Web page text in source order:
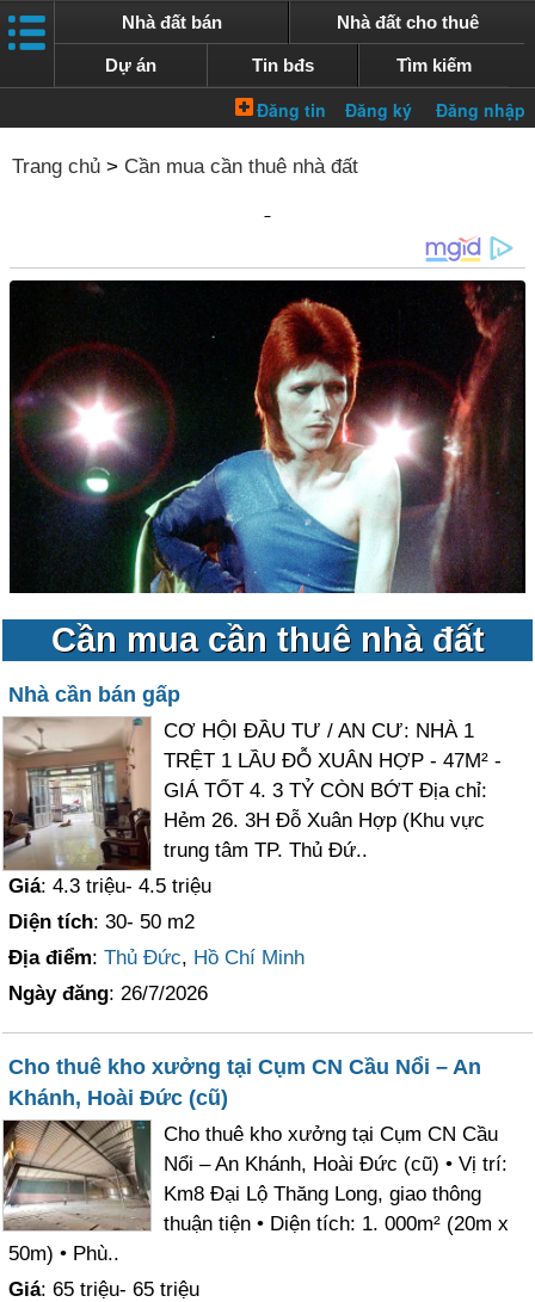
Nhà đất bán Nhà đất cho thuê
Dự án Tin bđs Tìm kiếm
Trang chủ > Cần mua cần thuê nhà đất
Cần mua cần thuê nhà đất
Nhà cần bán gấp
CƠ HỘI ĐẦU TƯ / AN CƯ: NHÀ 1
TRỆT 1 LẦU ĐỖ XUÂN HỢP - 47M² -
GIÁ TỐT 4. 3 TỶ CÒN BỚT Địa chỉ:
Hẻm 26. 3H Đỗ Xuân Hợp (Khu vực
trung tâm TP. Thủ Đứ..
Giá: 4.3 triệu- 4.5 triệu
Diện tích: 30- 50 m2
Địa điểm:Thủ Đức, Hồ Chí Minh
Ngày đăng: 26/7/2026
Cho thuê kho xưởng tại Cụm CN Cầu Nổi – An
Khánh, Hoài Đức (cũ)
Cho thuê kho xưởng tại Cụm CN Cầu
Nổi – An Khánh, Hoài Đức (cũ) • Vị trí:
Km8 Đại Lộ Thăng Long, giao thông
thuận tiện • Diện tích: 1. 000m² (20m x
50m) • Phù..
Giá: 65 triệu- 65 triệu